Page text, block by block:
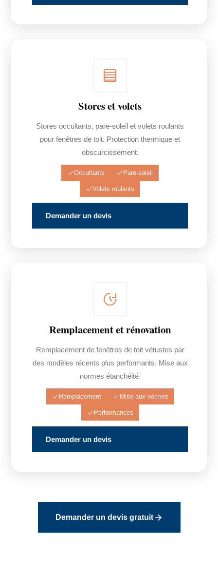
Stores et volets
Stores occultants, pare-soleil et volets roulants
pour fenêtres de toit. Protection thermique et
obscurcissement.
Occultants Pare-soleil
Volets roulants
Demander un devis
Remplacement et rénovation
Remplacement de fenêtres de toit vétustes par
des modèles récents plus performants. Mise aux
normes étanchéité.
Remplacement Mise aux normes
Performances
Demander un devis
Demander un devis gratuit